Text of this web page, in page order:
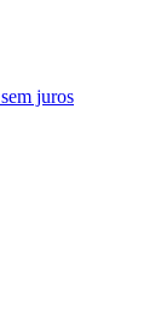
sem juros